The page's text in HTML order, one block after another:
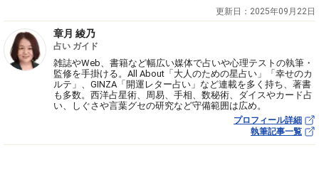
更新日： 2025年09月22日
章月 綾乃
占い ガイド
雑誌やWeb、書籍など幅広い媒体で占いや心理テストの執筆・
監修を手掛ける。All About「大人のための星占い」「幸せのカ
ルテ」、GINZA「開運レター占い」など連載を多く持ち、著書
も多数。西洋占星術、周易、手相、数秘術、ダイスやカード占
い、しぐさや言葉グセの研究など守備範囲は広め。
プロフィール詳細
執筆記事一覧